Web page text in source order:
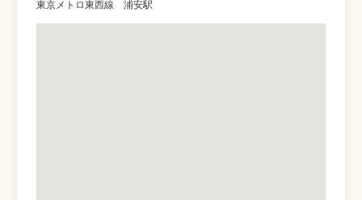
東京メトロ東西線 浦安駅